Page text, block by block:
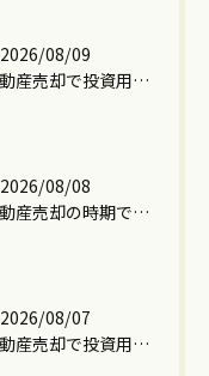
2026/08/09
不動産売却で投資用ワンルームを売った後の確定申告ポイントとミス防止ガイド
2026/08/08
不動産売却の時期で損しないための賢い選び方と成功のコツ
2026/08/07
不動産売却で投資用ワンルームマンションの利益を最大化する実践的な手順と注意点